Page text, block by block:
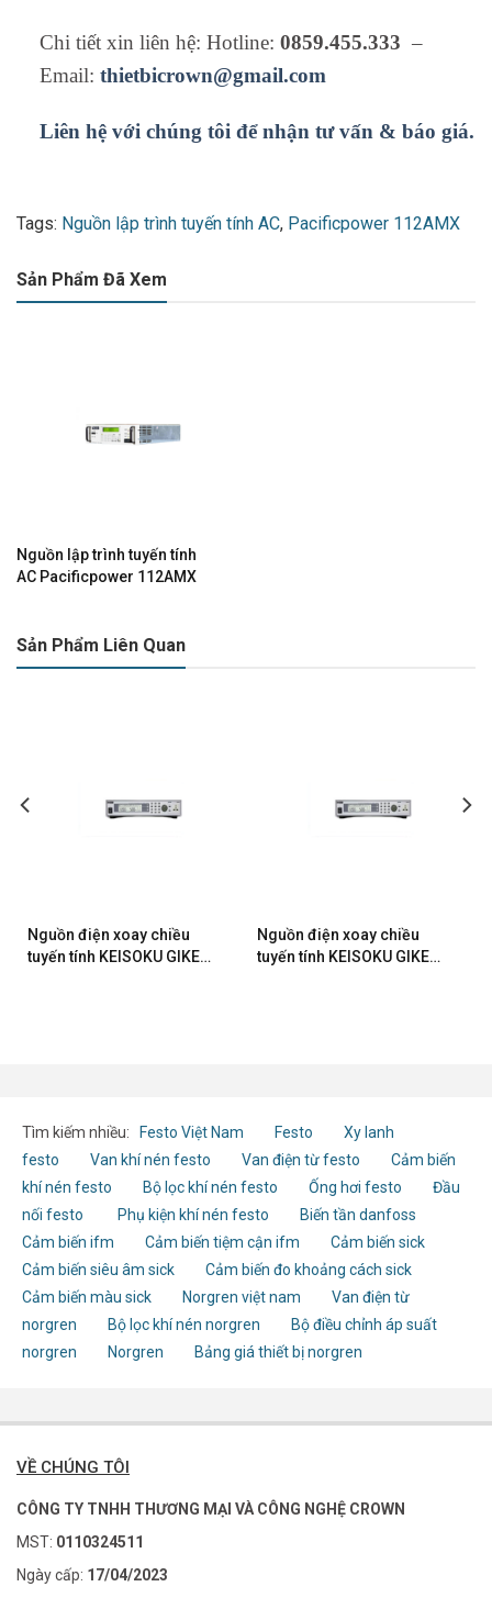
Chi tiết xin liên hệ: Hotline: 0859.455.333 –
Email: thietbicrown@gmail.com
Liên hệ với chúng tôi để nhận tư vấn & báo giá.
Tags: Nguồn lập trình tuyến tính AC, Pacificpower 112AMX
Sản Phẩm Đã Xem
Nguồn lập trình tuyến tính
AC Pacificpower 112AMX
Sản Phẩm Liên Quan
Nguồn điện xoay chiều
tuyến tính KEISOKU GIKEN
Nguồn điện xoay chiều
tuyến tính KEISOKU GIKEN
Tìm kiếm nhiều: Festo Việt Nam Festo
Xy lanh
festo
Van khí nén festo Van điện từ festo
Cảm biến
khí nén festo
Bộ lọc khí nén festo Ống hơi festo
Đầu
nối festo
Phụ kiện khí nén festo
Biến tần danfoss
Cảm biến ifm
Cảm biến tiệm cận ifm
Cảm biến sick
Cảm biến siêu âm sick
Cảm biến đo khoảng cách sick
Cảm biến màu sick
Norgren việt nam
Van điện từ
norgren
Bộ lọc khí nén norgren
Bộ điều chỉnh áp suất
norgren
Norgren Bảng giá thiết bị norgren
VỀ CHÚNG TÔI
CÔNG TY TNHH THƯƠNG MẠI VÀ CÔNG NGHỆ CROWN
MST: 0110324511
Ngày cấp: 17/04/2023